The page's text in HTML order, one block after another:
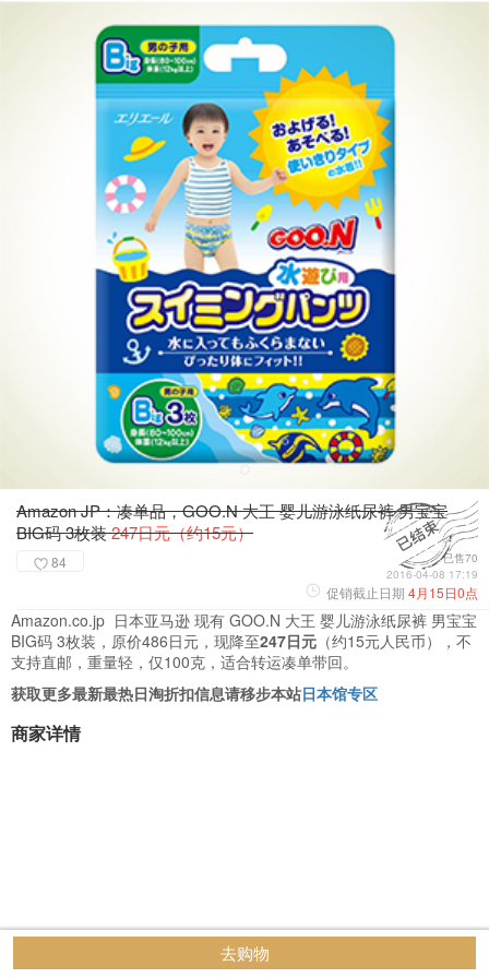
Amazon JP：凑单品，GOO.N 大王 婴儿游泳纸尿裤 男宝宝
BIG码 3枚装247日元（约15元）
84
已售70
2016-04-08 17:19
促销截止日期 4月15日0点
Amazon.co.jp 日本亚马逊 现有 GOO.N 大王 婴儿游泳纸尿裤 男宝宝
BIG码 3枚装，原价486日元，现降至247日元 （约15元人民币），不
支持直邮，重量轻，仅100克，适合转运凑单带回。
获取更多最新最热日淘折扣信息请移步本站日本馆专区
商家详情
去购物